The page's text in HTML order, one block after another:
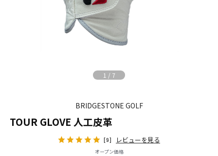
1 / 7
BRIDGESTONE GOLF
TOUR GLOVE 人工皮革
[9] レビューを見る
オープン価格